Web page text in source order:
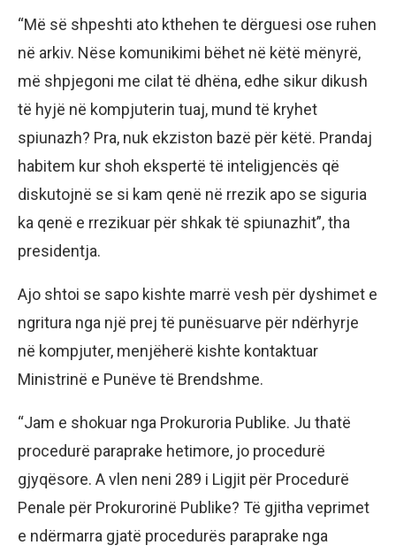
“Më së shpeshti ato kthehen te dërguesi ose ruhen
në arkiv. Nëse komunikimi bëhet në këtë mënyrë,
më shpjegoni me cilat të dhëna, edhe sikur dikush
të hyjë në kompjuterin tuaj, mund të kryhet
spiunazh? Pra, nuk ekziston bazë për këtë. Prandaj
habitem kur shoh ekspertë të inteligjencës që
diskutojnë se si kam qenë në rrezik apo se siguria
ka qenë e rrezikuar për shkak të spiunazhit”, tha
presidentja.
Ajo shtoi se sapo kishte marrë vesh për dyshimet e
ngritura nga një prej të punësuarve për ndërhyrje
në kompjuter, menjëherë kishte kontaktuar
Ministrinë e Punëve të Brendshme.
“Jam e shokuar nga Prokuroria Publike. Ju thatë
procedurë paraprake hetimore, jo procedurë
gjyqësore. A vlen neni 289 i Ligjit për Procedurë
Penale për Prokurorinë Publike? Të gjitha veprimet
e ndërmarra gjatë procedurës paraprake nga